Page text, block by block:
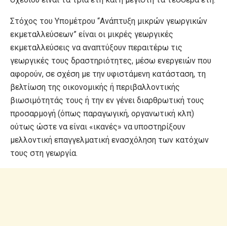
Στόχος του Υπομέτρου “Ανάπτυξη μικρών γεωργικών
εκμεταλλεύσεων” είναι οι μικρές γεωργικές
εκμεταλλεύσεις να αναπτύξουν περαιτέρω τις
γεωργικές τους δραστηριότητες, μέσω ενεργειών που
αφορούν, σε σχέση με την υφιστάμενη κατάσταση, τη
βελτίωση της οικονομικής ή περιβαλλοντικής
βιωσιμότητάς τους ή την εν γένει διαρθρωτική τους
προσαρμογή (όπως παραγωγική, οργανωτική κλπ)
ούτως ώστε να είναι «ικανές» να υποστηρίξουν
μελλοντική επαγγελματική ενασχόληση των κατόχων
τους στη γεωργία.